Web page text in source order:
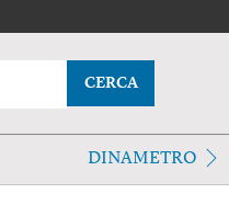
CERCA
DINAMETRO